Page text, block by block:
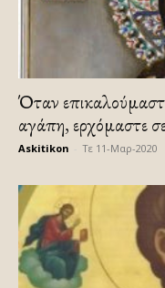
Όταν
αγάπη, ερχόμαστε
Askitikon Τε 11-Μαρ-2020